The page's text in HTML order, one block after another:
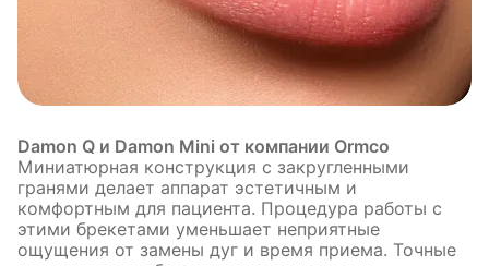
Damon Q и Damon Mini от компании Ormco
Миниатюрная конструкция с закругленными
гранями делает аппарат эстетичным и
комфортным для пациента. Процедура работы с
этими брекетами уменьшает неприятные
ощущения от замены дуг и время приема. Точные